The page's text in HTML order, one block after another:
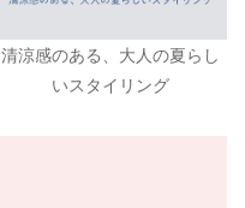
清涼感のある、大人の夏らし
いスタイリング